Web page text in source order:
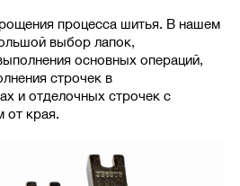
процесса шитья. В нашем
выбор лапок,
основных операций,
строчек в
и отделочных строчек с
от края.